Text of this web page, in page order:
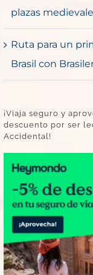
plazas
Ruta para un
Brasil con
¡Viaja seguro y
descuento por ser
Accidental!